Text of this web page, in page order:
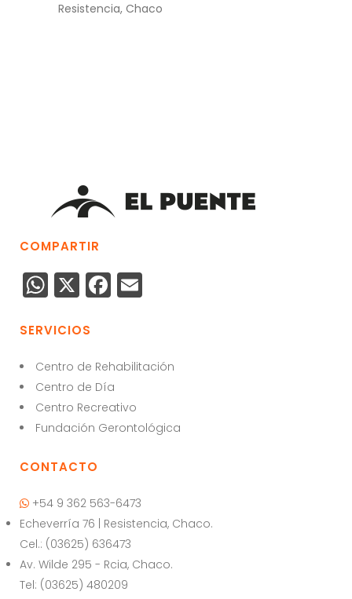
Resistencia, Chaco
COMPARTIR
W
h
a
ts
A
p
p
X F
a
e
b
o
o
l
SERVICIOS
Centro de Rehabilitación
Centro de Día
Centro Recreativo
Fundación Gerontológica
CONTACTO
+54 9 362 563-6473
Echeverría 76 | Resistencia, Chaco.
Cel.: (03625) 636473
Av. Wilde 295 - Rcia, Chaco.
Tel: (03625) 480209